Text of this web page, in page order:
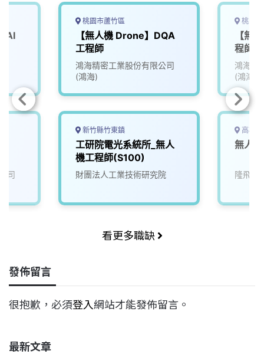
AI
司
桃園市蘆竹區
【無人機 Drone】DQA
工程師
鴻海精密工業股份有限公司
(鴻海)
新竹縣竹東鎮
工研院電光系統所_無人
機工程師(S100)
財團法人工業技術研究院
桃園
【無
程師
鴻海精
(鴻海)
高雄
無人
隆飛移
看更多職缺
發佈留言
很抱歉，必須登入網站才能發佈留言。
最新文章